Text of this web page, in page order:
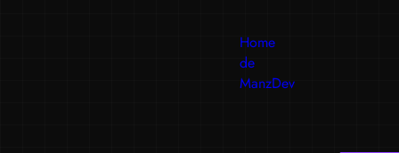
Home
de
ManzDev